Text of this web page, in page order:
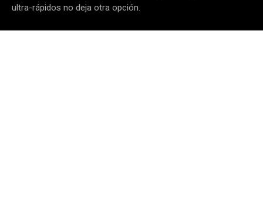
ultra-rápidos no deja otra opción.